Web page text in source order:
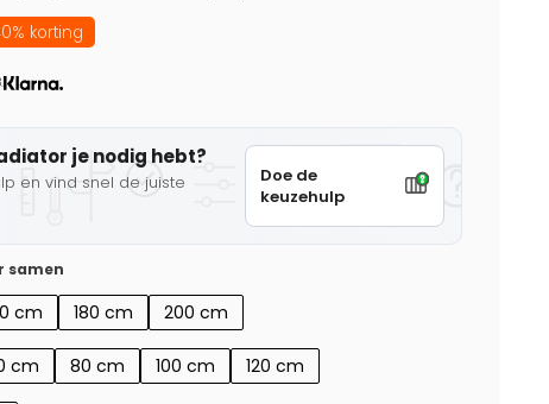
korting
je nodig hebt?
en vind snel de juiste
Doe de
keuzehulp
samen
cm 180 cm 200 cm
cm 80 cm 100 cm 120 cm